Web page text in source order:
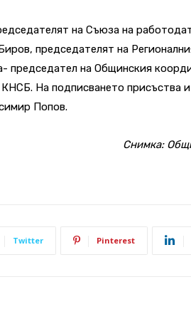
на Съюза на
председателят на
председател на Общинския
На подписването присъства
Попов.
Снимка:
Twitter Pinterest